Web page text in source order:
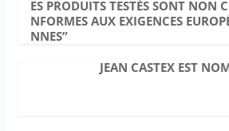
ES PRODUITS TESTÉS SONT NON
NFORMES AUX EXIGENCES
NNES”
JEAN CASTEX EST